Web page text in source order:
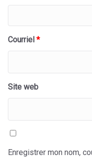
Courriel *
Site web
Enregistrer mon nom,